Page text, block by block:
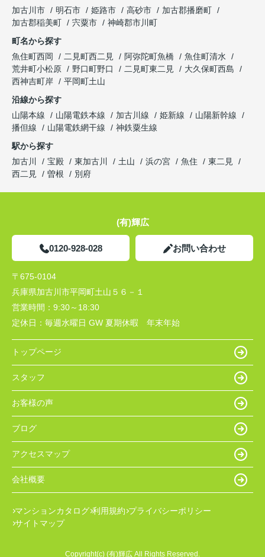
加古川市
明石市 姫路市 高砂市
加古郡播磨町
加古郡稲美町
宍粟市
神崎郡市川町
町名から探す
魚住町西岡
二見町西二見 阿弥陀町魚橋
魚住町清水
荒井町小松原
野口町野口 二見町東二見
大久保町西島
西神吉町岸
平岡町土山
沿線から探す
山陽本線
山陽電鉄本線 加古川線 姫新線
山陽新幹線
播但線
山陽電鉄網干線
神鉄粟生線
駅から探す
加古川
宝殿 東加古川 土山 浜の宮 魚住
東二見
西二見
曽根 別府
(有)輝広
0120-928-028 お問い合わせ
〒675-0104
兵庫県加古川市平岡町土山５６－１
営業時間： 9:30～18:30
定休日： 毎週水曜日 GW 夏期休暇 年末年始
トップページ
スタッフ
お客様の声
ブログ
アクセスマップ
会社概要
マンションカタログ 利用規約 プライバシーポリシー
サイトマップ
Copyright(c) (有)輝広 All Rights Reserved.